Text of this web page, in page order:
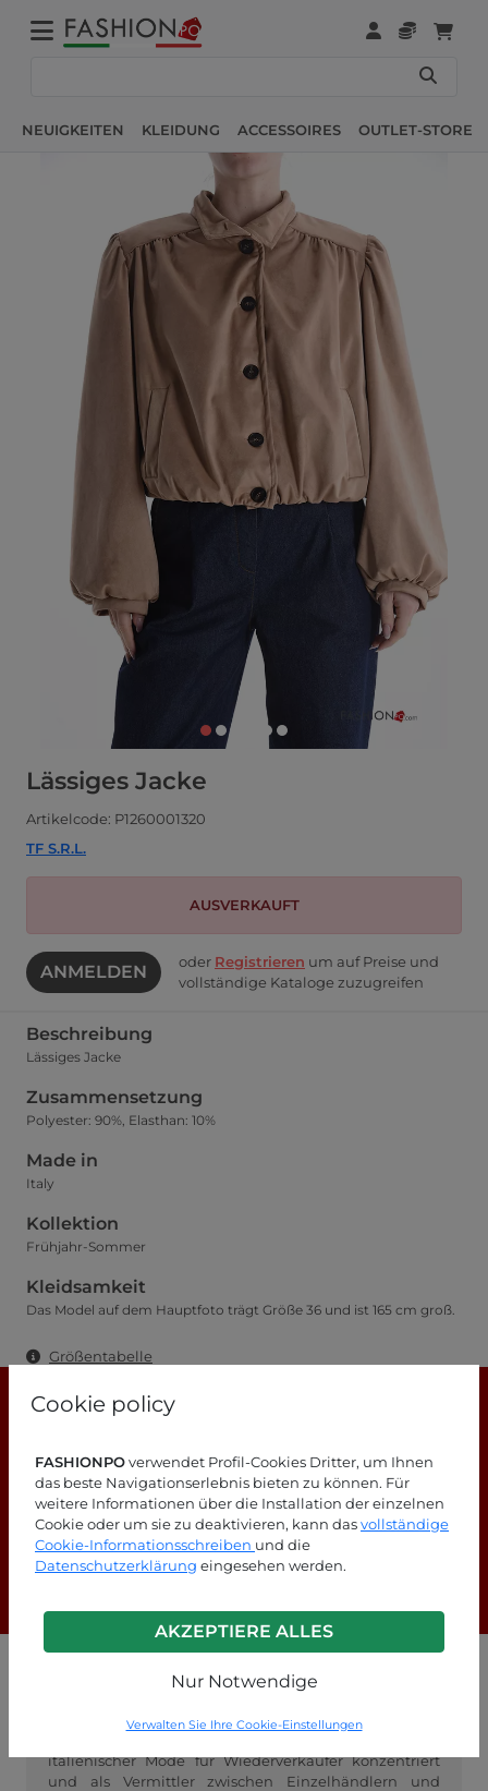
Cookie policy
FASHIONPOverwendet Profil-Cookies Dritter, um Ihnen
das beste Navigationserlebnis bieten zu können. Für
weitere Informationen über die Installation der einzelnen
Cookie oder um sie zu deaktivieren, kann dasvollständige
Cookie-Informationsschreiben und die
Datenschutzerklärung eingesehen werden.
AKZEPTIERE ALLES
Nur Notwendige
Verwalten Sie Ihre Cookie-Einstellungen
NEUIGKEITEN KLEIDUNG ACCESSOIRES OUTLET-STORE
Lässiges Jacke
Artikelcode: P1260001320
TF S.R.L.
AUSVERKAUFT
ANMELDEN oder Registrieren um auf Preise und
vollständige Kataloge zuzugreifen
Beschreibung
Lässiges Jacke
Zusammensetzung
Polyester: 90%, Elasthan: 10%
Made in
Italy
Kollektion
Frühjahr-Sommer
Kleidsamkeit
Das Model auf dem Hauptfoto trägt Größe 36 und ist 165 cm groß.
Größentabelle
Suchen Sie nach Antworten?
Schauen Sie sich unsere FAQ-Seite an!
GROSSHANDEL FASHIONPO
FashionPo.com ist ein Online-Großhändler für
italienischer Mode für Wiederverkäufer konzentriert
und als Vermittler zwischen Einzelhändlern und